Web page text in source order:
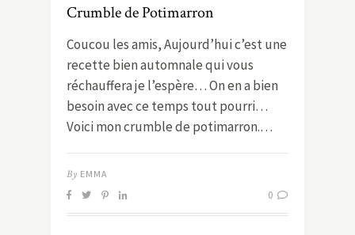
Crumble de Potimarron
Coucou les amis, Aujourd’hui c’est une
recette bien automnale qui vous
réchauffera je l’espère… On en a bien
besoin avec ce temps tout pourri…
Voici mon crumble de potimarron.…
By EMMA
0